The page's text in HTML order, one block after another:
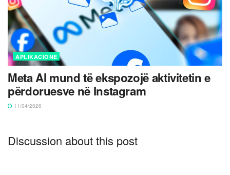
APLIKACIONE
Meta AI mund të ekspozojë aktivitetin e
përdoruesve në Instagram
11/04/2026
Discussion about this post